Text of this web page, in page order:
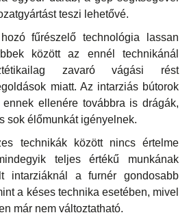
teszi lehetővé.
fűrészelő technológia lassan
között az ennél technikánál
zavaró vágási rést
miatt. Az intarziás bútorok
ellenére továbbra is drágák,
sok élőmunkát igényelnek.
technikák között nincs értelme
teljes értékű munkának
intarziáknál a furnér gondosabb
a késes technika esetében, mivel
már nem változtatható.